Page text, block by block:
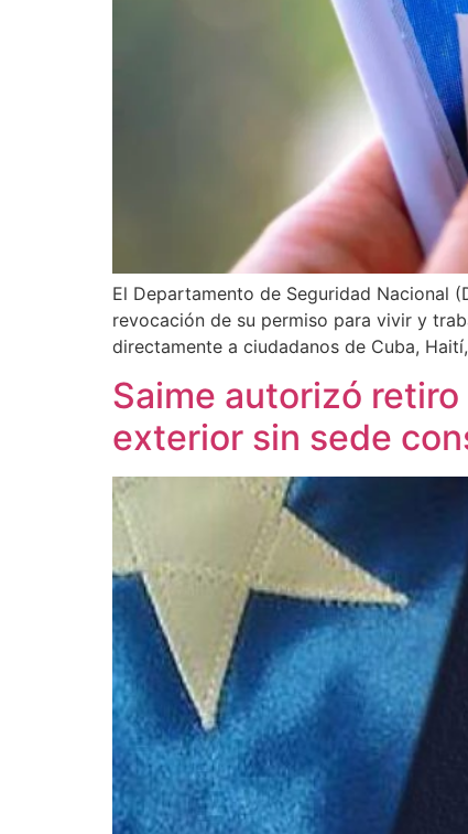
El Departamento de Seguridad Nacional
revocación de su permiso para vivir y
directamente a ciudadanos de Cuba,
Saime autorizó
exterior sin sede